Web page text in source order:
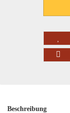
Beschreibung